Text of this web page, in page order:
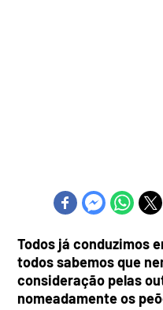
Todos já conduzimos
todos sabemos que
consideração pelas
nomeadamente os